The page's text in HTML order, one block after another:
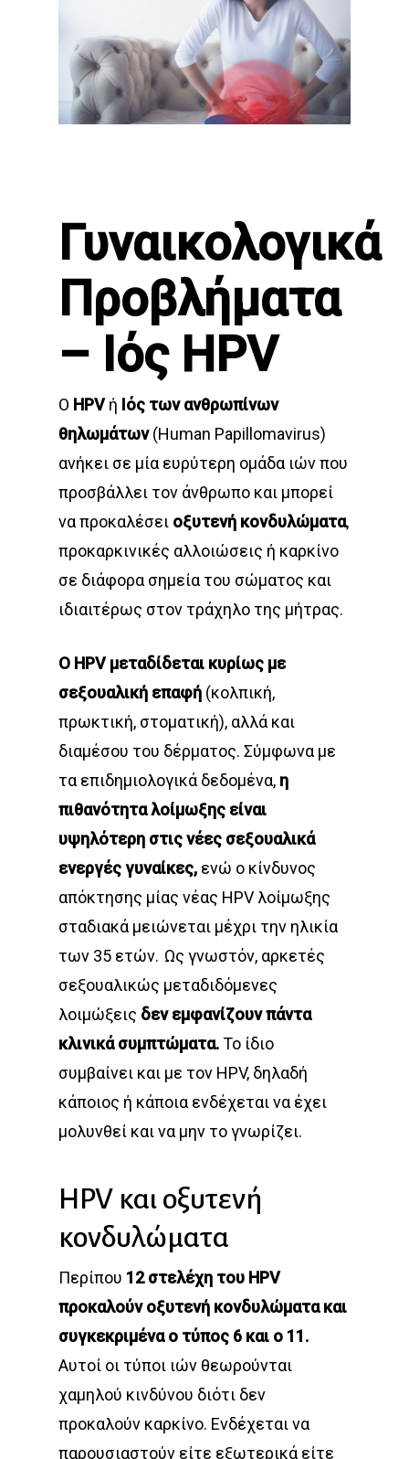
Γυναικολογικά
Προβλήματα
– Ιός ΗPV
O HPVή Ιός των ανθρωπίνων
θηλωμάτων(Human Papillomavirus)
ανήκει σε μία ευρύτερη ομάδα ιών που
προσβάλλει τον άνθρωπο και μπορεί
να προκαλέσει οξυτενή κονδυλώματα,
προκαρκινικές αλλοιώσεις ή καρκίνο
σε διάφορα σημεία του σώματος και
ιδιαιτέρως στον τράχηλο της μήτρας.
Ο HPV μεταδίδεται κυρίως με
σεξουαλική επαφή (κολπική,
πρωκτική, στοματική), αλλά και
διαμέσου του δέρματος. Σύμφωνα με
τα επιδημιολογικά δεδομένα, η
πιθανότητα λοίμωξης είναι
υψηλότερη στις νέες σεξουαλικά
ενεργές γυναίκες, ενώ ο κίνδυνος
απόκτησης μίας νέας HPV λοίμωξης
σταδιακά μειώνεται μέχρι την ηλικία
των 35 ετών. Ως γνωστόν, αρκετές
σεξουαλικώς μεταδιδόμενες
λοιμώξεις δεν εμφανίζουν πάντα
κλινικά συμπτώματα.Το ίδιο
συμβαίνει και με τον HPV, δηλαδή
κάποιος ή κάποια ενδέχεται να έχει
μολυνθεί και να μην το γνωρίζει.
HPV και οξυτενή
κονδυλώματα
Περίπου 12 στελέχη του HPV
προκαλούν οξυτενή κονδυλώματα και
συγκεκριμένα ο τύπος 6 και ο 11.
Αυτοί οι τύποι ιών θεωρούνται
χαμηλού κινδύνου διότι δεν
προκαλούν καρκίνο. Ενδέχεται να
παρουσιαστούν είτε εξωτερικά είτε